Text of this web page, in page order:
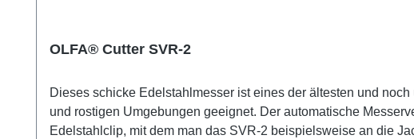
OLFA® Cutter SVR-2
Dieses schicke Edelstahlmesser ist eines der ältesten und
und rostigen Umgebungen geeignet. Der automatische
Edelstahlclip, mit dem man das SVR-2 beispielsweise an die